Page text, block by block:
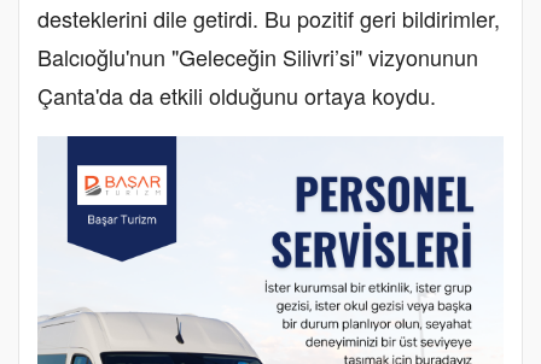
desteklerini dile getirdi. Bu pozitif geri bildirimler,
Balcıoğlu'nun "Geleceğin Silivri’si" vizyonunun
Çanta'da da etkili olduğunu ortaya koydu.